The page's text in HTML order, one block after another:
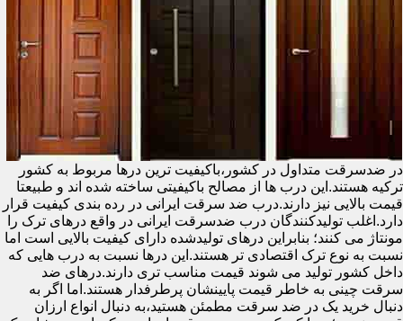
در ضدسرقت متداول در کشور،باکیفیت ترین درها مربوط به کشور
ترکیه هستند.این درب ها از مصالح باکیفیتی ساخته شده اند و طبیعتا
قیمت بالایی نیز دارند.درب ضد سرقت ایرانی در رده بندی کیفیت قرار
دارد.اغلب تولیدکنندگان درب ضدسرقت ایرانی در واقع درهای ترک را
مونتاژ می کنند؛ بنابراین درهای تولیدشده دارای کیفیت بالایی است اما
نسبت به نوع ترک اقتصادی تر هستند.این درها نسبت به درب هایی که
داخل کشور تولید می شوند قیمت مناسب تری دارند.درهای ضد
سرقت چینی به خاطر قیمت پایینشان پرطرفدار هستند.اما اگر به
دنبال خرید یک در ضد سرقت مطمئن هستید،به دنبال انواع ارزان